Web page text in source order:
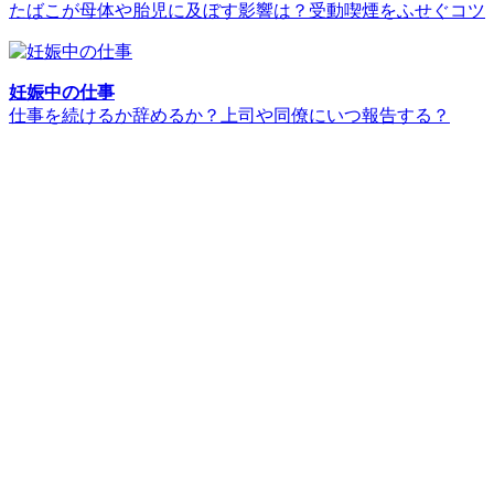
たばこが母体や胎児に及ぼす影響は？受動喫煙をふせぐコツ
妊娠中の仕事
仕事を続けるか辞めるか？上司や同僚にいつ報告する？